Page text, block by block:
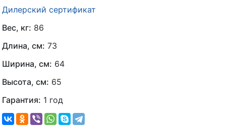
Дилерский сертификат
Вес, кг: 86
Длина, см: 73
Ширина, см: 64
Высота, см: 65
Гарантия: 1 год